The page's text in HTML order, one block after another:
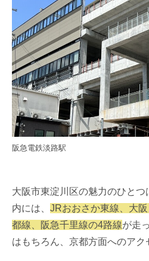
阪急電鉄淡路駅
大阪市東淀川区の魅力のひと
内には、 JRおおさか東線、大
都線、阪急千里線の4路線が走
はもちろん、京都方面へのアク